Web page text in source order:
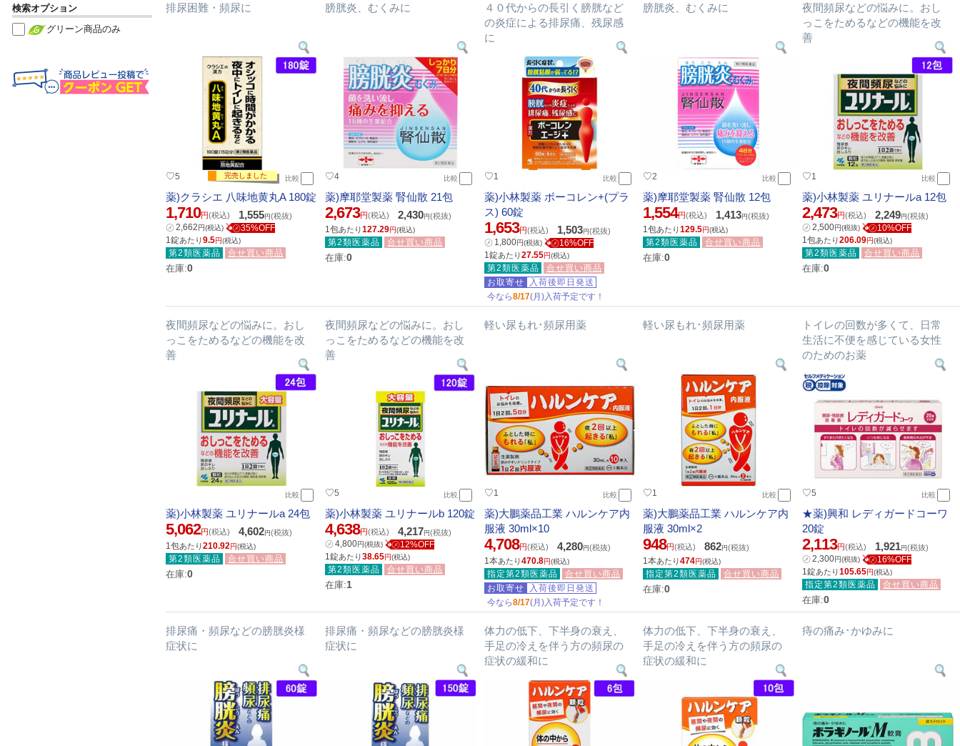
検索オプション
グリーン商品のみ
排尿困難・頻尿に
完売しました
♡5 比較
薬)クラシエ 八味地黄丸A 180錠
1,710円(税込) 1,555円(税抜)
㋱2,662円(税込) ㋱35%OFF
1錠あたり9.5円(税込)
第2類医薬品 合せ買い商品
在庫:0
膀胱炎、むくみに
♡4 比較
薬)摩耶堂製薬 腎仙散 21包
2,673円(税込) 2,430円(税抜)
1包あたり127.29円(税込)
第2類医薬品 合せ買い商品
在庫:0
４０代からの長引く膀胱など
の炎症による排尿痛、残尿感
に
♡1 比較
薬)小林製薬 ボーコレン+(プラ
ス) 60錠
1,653円(税込) 1,503円(税抜)
㋱ 1,800円(税抜) ㋱16%OFF
1錠あたり27.55円(税込)
第2類医薬品
合せ買い商品
お取寄せ
入荷後即日発送
今なら8/17(月)入荷予定です！
膀胱炎、むくみに
♡2 比較
薬)摩耶堂製薬 腎仙散 12包
1,554円(税込) 1,413円(税抜)
1包あたり129.5円(税込)
第2類医薬品 合せ買い商品
在庫:0
夜間頻尿などの悩みに。おし
っこをためるなどの機能を改
善
♡1 比較
薬)小林製薬 ユリナールa 12包
2,473円(税込) 2,249円(税抜)
㋱2,500円(税抜) ㋱10%OFF
1包あたり206.09円(税込)
第2類医薬品 合せ買い商品
在庫:0
夜間頻尿などの悩みに。おし
っこをためるなどの機能を改
善
比較
薬)小林製薬 ユリナールa 24包
5,062円(税込) 4,602円(税抜)
1包あたり210.92円(税込)
第2類医薬品 合せ買い商品
在庫:0
夜間頻尿などの悩みに。おし
っこをためるなどの機能を改
善
♡5 比較
薬)小林製薬 ユリナールb 120錠
4,638円(税込) 4,217円(税抜)
㋱4,800円(税抜) ㋱12%OFF
1錠あたり38.65円(税込)
第2類医薬品 合せ買い商品
在庫:1
軽い尿もれ･頻尿用薬
♡1 比較
薬)大鵬薬品工業 ハルンケア内
服液 30ml×10
4,708円(税込) 4,280円(税抜)
1本あたり470.8円(税込)
指定第2類医薬品
合せ買い商品
お取寄せ
入荷後即日発送
今なら8/17(月)入荷予定です！
軽い尿もれ･頻尿用薬
♡1 比較
薬)大鵬薬品工業 ハルンケア内
服液 30ml×2
948円(税込) 862円(税抜)
1本あたり474円(税込)
指定第2類医薬品 合せ買い商品
在庫:0
トイレの回数が多くて、日常
生活に不便を感じている女性
のためのお薬
♡5 比較
★薬)興和 レディガードコーワ
20錠
2,113円(税込) 1,921円(税抜)
㋱2,300円(税抜) ㋱16%OFF
1錠あたり105.65円(税込)
指定第2類医薬品 合せ買い商品
在庫:0
排尿痛・頻尿などの膀胱炎様
症状に
排尿痛・頻尿などの膀胱炎様
症状に
体力の低下、下半身の衰え、
手足の冷えを伴う方の頻尿の
症状の緩和に
体力の低下、下半身の衰え、
手足の冷えを伴う方の頻尿の
症状の緩和に
痔の痛み･かゆみに